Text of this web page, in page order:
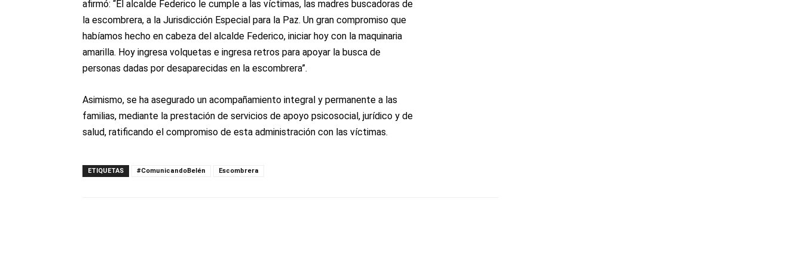
afirmó: “El alcalde Federico le cumple a las víctimas, las madres buscadoras de
la escombrera, a la Jurisdicción Especial para la Paz. Un gran compromiso que
habíamos hecho en cabeza del alcalde Federico, iniciar hoy con la maquinaria
amarilla. Hoy ingresa volquetas e ingresa retros para apoyar la busca de
personas dadas por desaparecidas en la escombrera”.
Asimismo, se ha asegurado un acompañamiento integral y permanente a las
familias, mediante la prestación de servicios de apoyo psicosocial, jurídico y de
salud, ratificando el compromiso de esta administración con las víctimas.
ETIQUETAS #ComunicandoBelén Escombrera